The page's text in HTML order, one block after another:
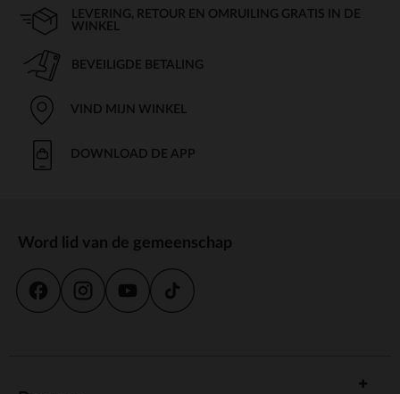
LEVERING, RETOUR EN OMRUILING GRATIS IN DE
WINKEL
BEVEILIGDE BETALING
VIND MIJN WINKEL
DOWNLOAD DE APP
Word lid van de gemeenschap